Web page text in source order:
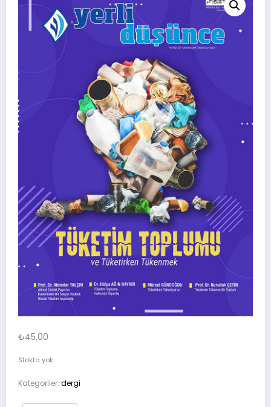
₺45,00
Stokta yok
Kategoriler: dergi